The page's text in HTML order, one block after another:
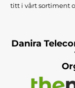
titt i vårt sortiment
Danira